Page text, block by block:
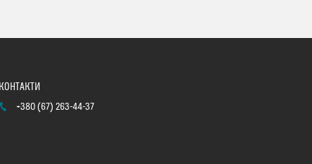
+380 (67) 263-44-37